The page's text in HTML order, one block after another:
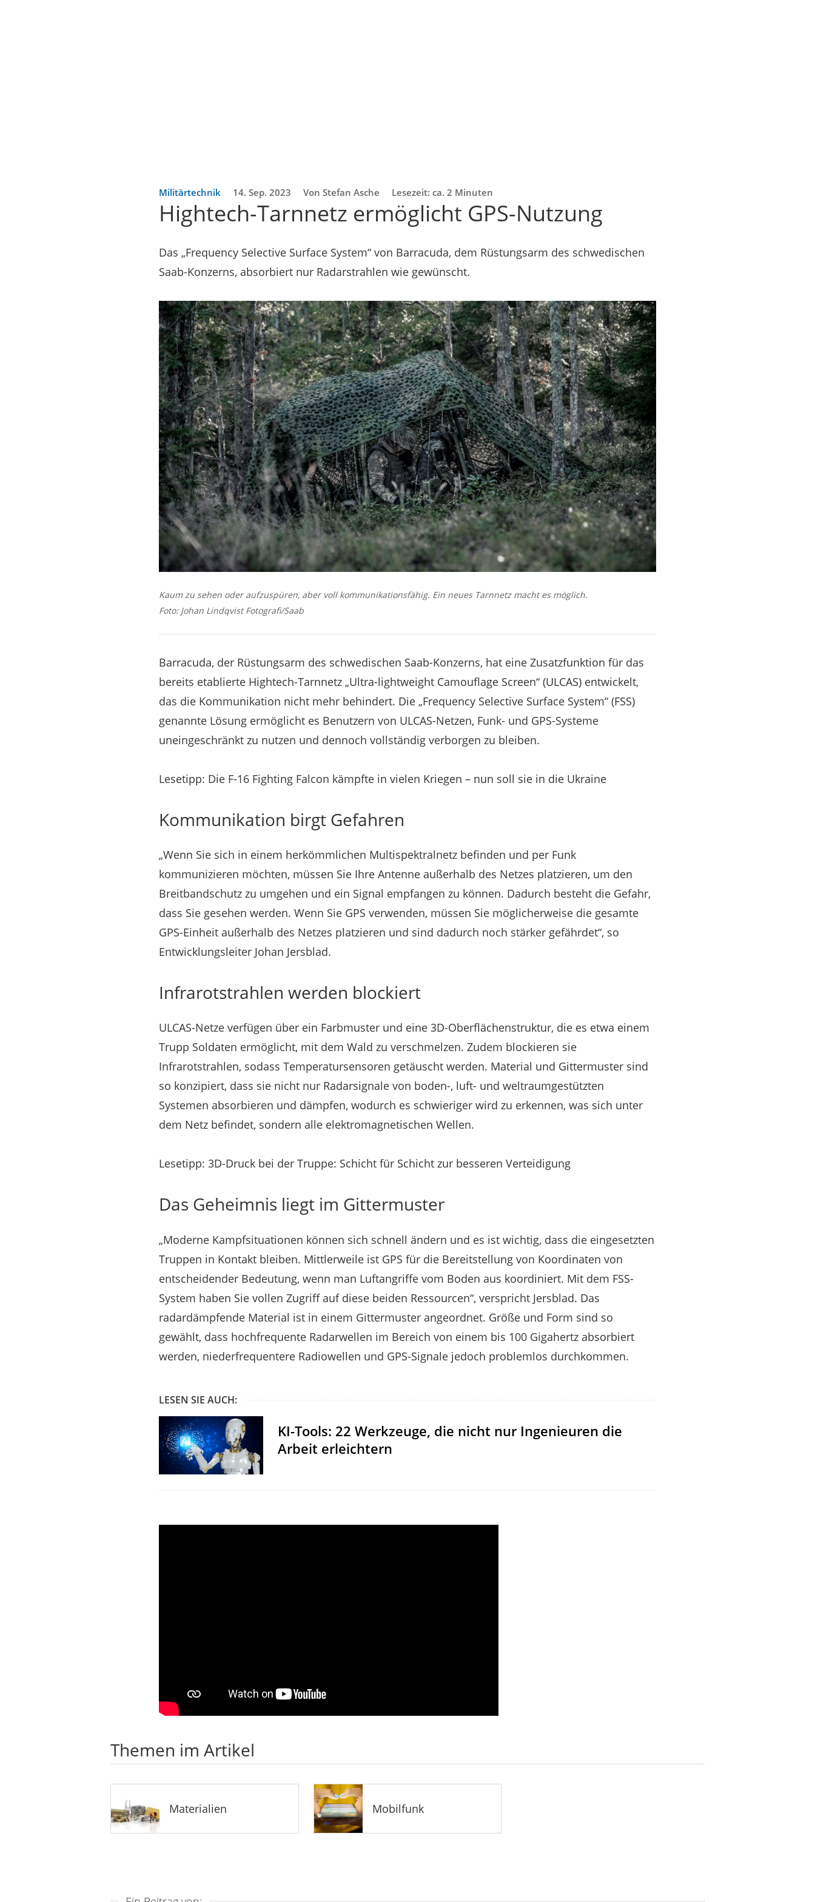
Militärtechnik 14. Sep. 2023 Von Stefan Asche Lesezeit: ca. 2 Minuten
Hightech-Tarnnetz ermöglicht GPS-Nutzung
Das „Frequency Selective Surface System“ von Barracuda, dem Rüstungsarm des schwedischen
Saab-Konzerns, absorbiert nur Radarstrahlen wie gewünscht.
Kaum zu sehen oder aufzuspüren, aber voll kommunikationsfähig. Ein neues Tarnnetz macht es möglich.
Foto: Johan Lindqvist Fotografi/Saab
Barracuda, der Rüstungsarm des schwedischen Saab-Konzerns, hat eine Zusatzfunktion für das
bereits etablierte Hightech-Tarnnetz „Ultra-lightweight Camouflage Screen“ (ULCAS) entwickelt,
das die Kommunikation nicht mehr behindert. Die „Frequency Selective Surface System“ (FSS)
genannte Lösung ermöglicht es Benutzern von ULCAS-Netzen, Funk- und GPS-Systeme
uneingeschränkt zu nutzen und dennoch vollständig verborgen zu bleiben.
Lesetipp: Die F-16 Fighting Falcon kämpfte in vielen Kriegen – nun soll sie in die Ukraine
Kommunikation birgt Gefahren
„Wenn Sie sich in einem herkömmlichen Multispektralnetz befinden und per Funk
kommunizieren möchten, müssen Sie Ihre Antenne außerhalb des Netzes platzieren, um den
Breitbandschutz zu umgehen und ein Signal empfangen zu können. Dadurch besteht die Gefahr,
dass Sie gesehen werden. Wenn Sie GPS verwenden, müssen Sie möglicherweise die gesamte
GPS-Einheit außerhalb des Netzes platzieren und sind dadurch noch stärker gefährdet“, so
Entwicklungsleiter Johan Jersblad.
Infrarotstrahlen werden blockiert
ULCAS-Netze verfügen über ein Farbmuster und eine 3D-Oberflächenstruktur, die es etwa einem
Trupp Soldaten ermöglicht, mit dem Wald zu verschmelzen. Zudem blockieren sie
Infrarotstrahlen, sodass Temperatursensoren getäuscht werden. Material und Gittermuster sind
so konzipiert, dass sie nicht nur Radarsignale von boden-, luft- und weltraumgestützten
Systemen absorbieren und dämpfen, wodurch es schwieriger wird zu erkennen, was sich unter
dem Netz befindet, sondern alle elektromagnetischen Wellen.
Lesetipp: 3D-Druck bei der Truppe: Schicht für Schicht zur besseren Verteidigung
Das Geheimnis liegt im Gittermuster
„Moderne Kampfsituationen können sich schnell ändern und es ist wichtig, dass die eingesetzten
Truppen in Kontakt bleiben. Mittlerweile ist GPS für die Bereitstellung von Koordinaten von
entscheidender Bedeutung, wenn man Luftangriffe vom Boden aus koordiniert. Mit dem FSS-
System haben Sie vollen Zugriff auf diese beiden Ressourcen“, verspricht Jersblad. Das
radardämpfende Material ist in einem Gittermuster angeordnet. Größe und Form sind so
gewählt, dass hochfrequente Radarwellen im Bereich von einem bis 100 Gigahertz absorbiert
werden, niederfrequentere Radiowellen und GPS-Signale jedoch problemlos durchkommen.
LESEN SIE AUCH:
KI-Tools: 22 Werkzeuge, die nicht nur Ingenieuren die
Arbeit erleichtern
Themen im Artikel
Materialien Mobilfunk